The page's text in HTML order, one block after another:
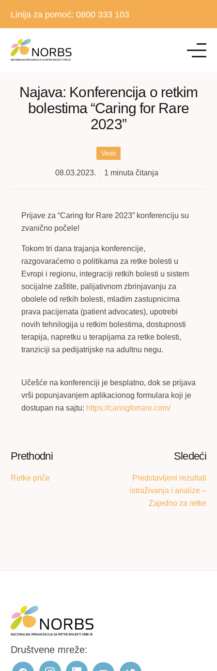
Linija za pomoć: 0800 333 103
Najava: Konferencija o retkim
bolestima “Caring for Rare
2023”
Vesti
08.03.2023. 1 minuta čitanja
Prijave za “Caring for Rare 2023” konferenciju su
zvanično počele!
Tokom tri dana trajanja konferencije,
razgovaraćemo o politikama za retke bolesti u
Evropi i regionu, integraciji retkih bolesti u sistem
socijalne zaštite, palijativnom zbrinjavanju za
obolele od retkih bolesti, mladim zastupnicima
prava pacijenata (patient advocates), upotrebi
novih tehnilogija u retkim bolestima, dostupnosti
terapija, napretku u terapijama za retke bolesti,
tranziciji sa pedijatrijske na adultnu negu.
Učešće na konferenciji je besplatno, dok se prijava
vrši popunjavanjem aplikacionog formulara koji je
dostupan na sajtu: https://caringforrare.com/
Prethodni
Retke priče
Sledeći
Predstavljeni rezultati
istraživanja i analize –
Zajedno za retke
Društvene mreže: